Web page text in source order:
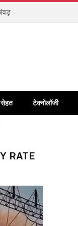
सेहत टेक्नोलॉजी
RATE